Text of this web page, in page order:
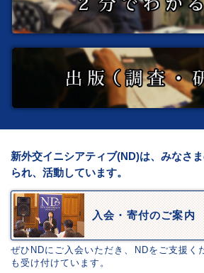
新外交イニシアティブ(ND)は、みなさ
られ、活動しています。
入会・寄付のご案内
ぜひNDにご入会いただき、NDをご支援く
も受け付けています。